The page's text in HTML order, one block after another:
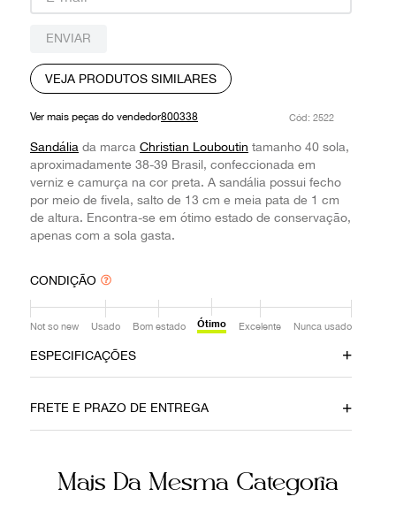
ENVIAR
VEJA PRODUTOS SIMILARES
Ver mais peças do vendedor800338 : 2522
Sandália da marca Christian Louboutin tamanho 40 sola,
aproximadamente 38-39 Brasil, confeccionada em
verniz e camurça na cor preta. A sandália possui fecho
por meio de fivela, salto de 13 cm e meia pata de 1 cm
de altura. Encontra-se em ótimo estado de conservação,
apenas com a sola gasta.
CONDIÇÃO
Not so new Usado Bom estado Ótimo Excelente Nunca usado
ESPECIFICAÇÕES
29112021 Verniz
Preto Fivela
FRETE E PRAZO DE ENTREGA
Mais Da Mesma Categoria
louis vuitton